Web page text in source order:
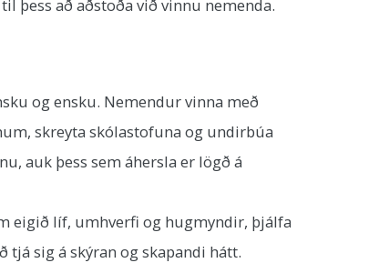
þess að aðstoða við vinnu nemenda.
og ensku. Nemendur vinna með
skreyta skólastofuna og undirbúa
auk þess sem áhersla er lögð á
eigið líf, umhverfi og hugmyndir, þjálfa
sig á skýran og skapandi hátt.